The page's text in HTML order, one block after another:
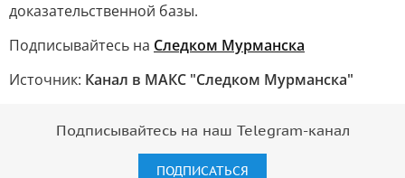
доказательственной базы.
Подписывайтесь на Следком Мурманска
Источник: Канал в МАКС "Следком Мурманска"
Подписывайтесь на наш Telegram-канал
ПОДПИСАТЬСЯ